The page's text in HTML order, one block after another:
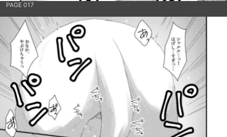
PAGE 017